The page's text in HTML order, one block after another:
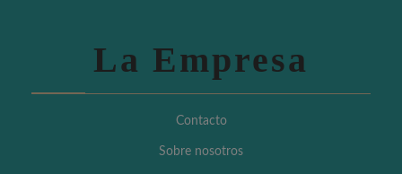
La Empresa
Contacto
Sobre nosotros